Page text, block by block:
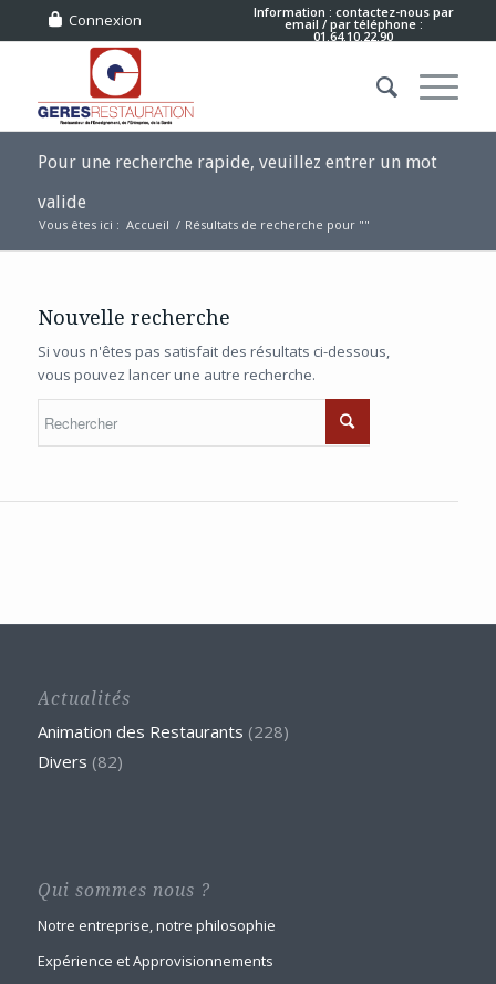
Connexion Information : contactez-nous par
email / par téléphone :
01.64.10.22.90
Pour une recherche rapide, veuillez entrer un mot
valide
Vous êtes ici : Accueil / Résultats de recherche pour ""
Nouvelle recherche
Si vous n'êtes pas satisfait des résultats ci-dessous,
vous pouvez lancer une autre recherche.
Actualités
Animation des Restaurants (228)
Divers (82)
Qui sommes nous ?
Notre entreprise, notre philosophie
Expérience et Approvisionnements